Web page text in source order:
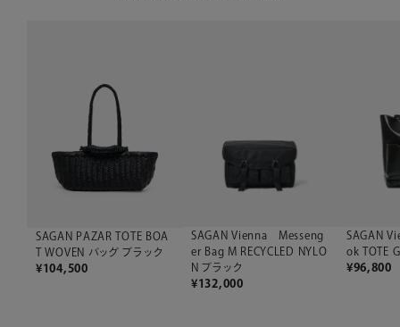
SAGAN PAZAR TOTE BOA
T WOVEN バッグ ブラック
¥104,500
SAGAN Vienna Messeng
er Bag M RECYCLED NYLO
N ブラック
¥132,000
SAGAN
ok TOTE
¥96,800